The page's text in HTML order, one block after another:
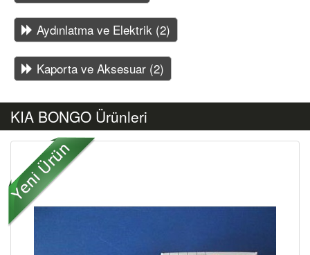
Aydınlatma ve Elektrik (2)
Kaporta ve Aksesuar (2)
KIA BONGO Ürünleri